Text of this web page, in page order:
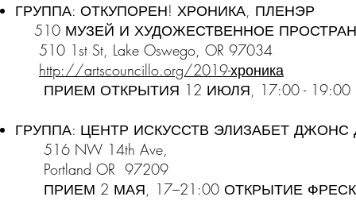
ГРУППА: ОТКУПОРЕН! ХРОНИКА, ПЛЕНЭР
510 МУЗЕЙ И ХУДОЖЕСТВЕННОЕ
510 1st St, Lake Oswego, OR 97034
http://artscouncillo.org/2019-хроника
ПРИЕМ ОТКРЫТИЯ 12 ИЮЛЯ, 17:00 - 19:00
ГРУППА: ЦЕНТР ИСКУССТВ ЭЛИЗАБЕТ
516 NW 14th Ave,
Portland OR 97209
ПРИЕМ 2 МАЯ, 17–21:00 ОТКРЫТИЕ